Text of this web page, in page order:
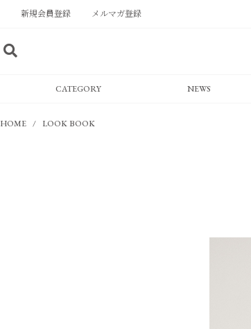
新規会員登録 メルマガ登録
CATEGORY NEWS
HOME LOOK BOOK